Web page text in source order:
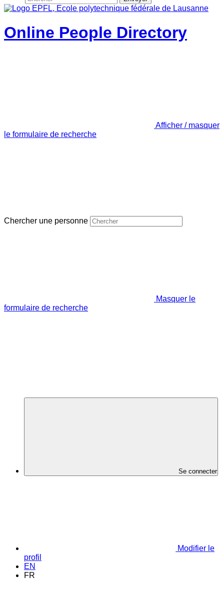
Online People Directory
Afficher / masquer
le formulaire de recherche
Chercher une personne
Masquer le
formulaire de recherche
Se connecter
Modifier le
profil
EN
FR